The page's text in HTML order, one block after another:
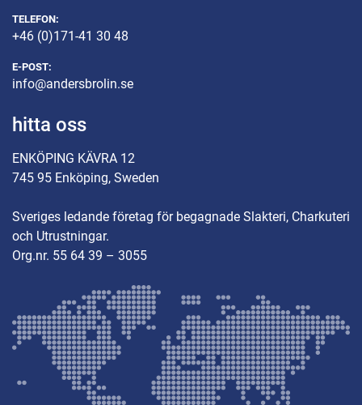
TELEFON:
+46 (0)171-41 30 48
E-POST:
info@andersbrolin.se
hitta oss
ENKÖPING KÄVRA 12
745 95 Enköping, Sweden
Sveriges ledande företag för begagnade Slakteri, Charkuteri
och Utrustningar.
Org.nr. 55 64 39 – 3055